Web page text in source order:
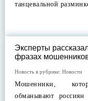
танцевальной
Эксперты
фразах
Новость в рубрике: Новости
Мошенники,
обманывают россиян